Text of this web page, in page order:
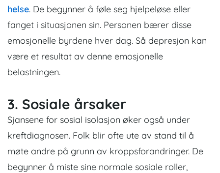
helse. De begynner å føle seg hjelpeløse eller
fanget i situasjonen sin. Personen bærer disse
emosjonelle byrdene hver dag. Så depresjon kan
være et resultat av denne emosjonelle
belastningen.
3. Sosiale årsaker
Sjansene for sosial isolasjon øker også under
kreftdiagnosen. Folk blir ofte ute av stand til å
møte andre på grunn av kroppsforandringer. De
begynner å miste sine normale sosiale roller,